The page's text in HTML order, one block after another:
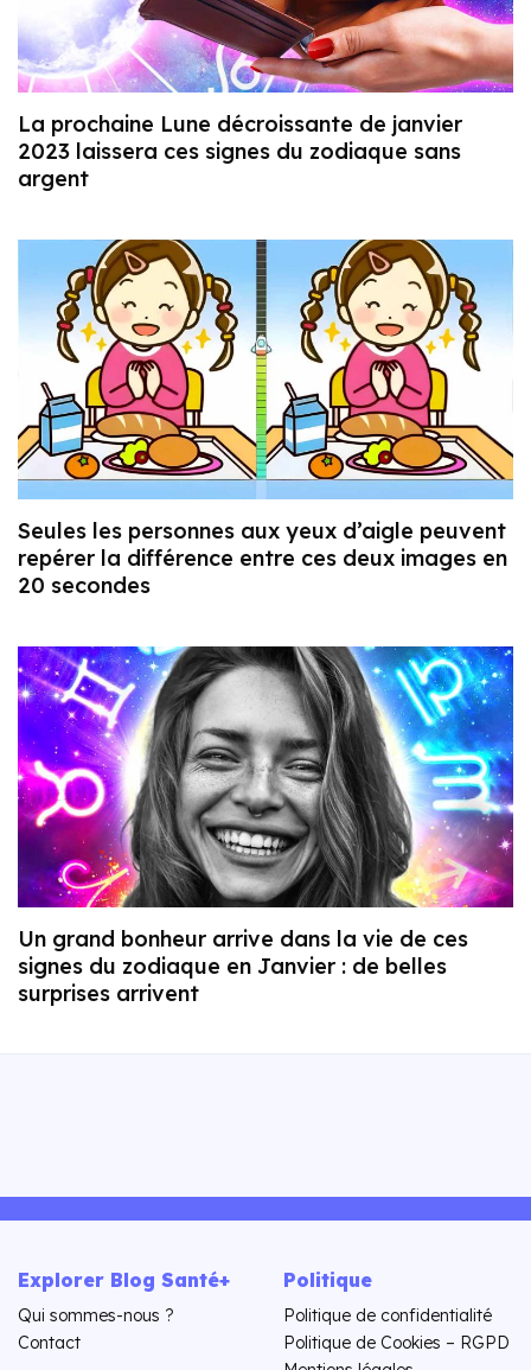
La prochaine Lune décroissante de janvier
2023 laissera ces signes du zodiaque sans
argent
Seules les personnes aux yeux d’aigle peuvent
repérer la différence entre ces deux images en
20 secondes
Un grand bonheur arrive dans la vie de ces
signes du zodiaque en Janvier : de belles
surprises arrivent
Explorer Blog Santé+
Qui sommes-nous ?
Contact
Politique
Politique de confidentialité
Politique de Cookies – RGPD